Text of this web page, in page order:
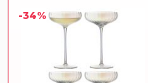
-34%